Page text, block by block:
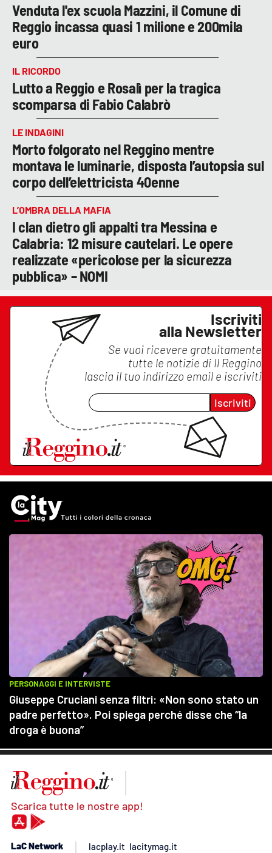
Venduta l'ex scuola Mazzini, il Comune di
Reggio incassa quasi 1 milione e 200mila
euro
IL RICORDO
Lutto a Reggio e Rosalì per la tragica
scomparsa di Fabio Calabrò
LE INDAGINI
Morto folgorato nel Reggino mentre
montava le luminarie, disposta l’autopsia sul
corpo dell’elettricista 40enne
L’OMBRA DELLA MAFIA
I clan dietro gli appalti tra Messina e
Calabria: 12 misure cautelari. Le opere
realizzate «pericolose per la sicurezza
pubblica» – NOMI
Iscriviti
alla Newsletter
Se vuoi ricevere gratuitamente
tutte le notizie di Il Reggino
lascia il tuo indirizzo email e iscriviti
Iscriviti
Scarica tutte le nostre app!
LaC Network lacplay.it lacitymag.it